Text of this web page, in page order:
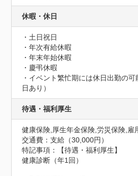
休暇・休日
・土日祝日
・年次有給休暇
・年末年始休暇
・慶弔休暇
・イベント繁忙期には休日出勤の
日あり）
待遇・福利厚生
健康保険,厚生年金保険,労災保険,雇
交通費：支給（30,000円）
特記事項：【待遇・福利厚生】
健康診断（年1回）